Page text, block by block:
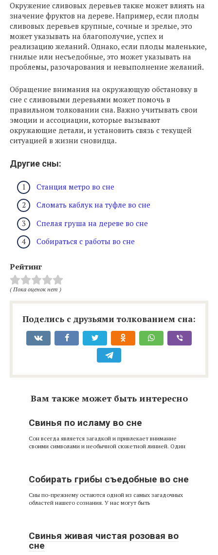
Окружение сливовых деревьев также может влиять на
значение фруктов на дереве. Например, если плоды
сливовых деревьев крупные, сочные и зрелые, это
может указывать на благополучие, успех и
реализацию желаний. Однако, если плоды маленькие,
гнилые или несъедобные, это может указывать на
проблемы, разочарования и невыполнение желаний.
Обращение внимания на окружающую обстановку в
сне с сливовыми деревьями может помочь в
правильном толковании сна. Важно учитывать свои
эмоции и ассоциации, которые вызывают
окружающие детали, и установить связь с текущей
ситуацией в жизни сновидца.
Другие сны:
Станция метро во сне
Сломать каблук на туфле во сне
Спелая груша на дереве во сне
Собираться с работы во сне
Рейтинг
( Пока оценок нет )
Поделись с друзьями толкованием сна:
Вам также может быть интересно
Свинья по исламу во сне
Сон всегда является загадкой и привлекает внимание
своими символами и необычной сюжетной линией. Один
Собирать грибы съедобные во сне
Сны по-прежнему остаются одной из самых загадочных
областей нашего сознания. У нас могут быть
Свинья живая чистая розовая во
сне